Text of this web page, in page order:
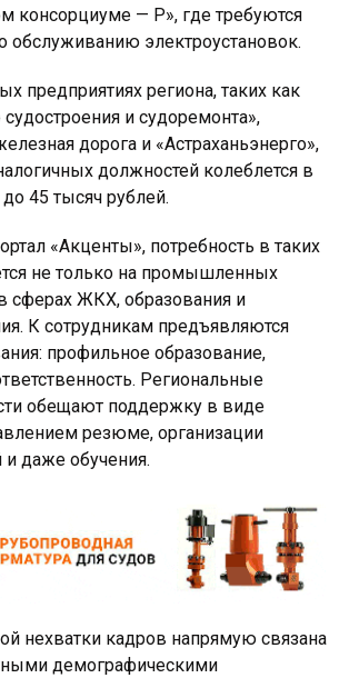
консорциуме — Р», где требуются
обслуживанию электроустановок.
предприятиях региона, таких как
и судоремонта»,
дорога и «Астраханьэнерго»,
должностей колеблется в
45 тысяч рублей.
«Акценты», потребность в таких
не только на промышленных
сферах ЖКХ, образования и
К сотрудникам предъявляются
профильное образование,
Региональные
обещают поддержку в виде
резюме, организации
даже обучения.
нехватки кадров напрямую связана
демографическими